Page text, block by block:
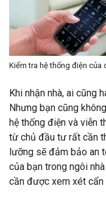
Kiểm tra hệ thống điện của
Khi nhận nhà, ai cũng
Nhưng bạn cũng
hệ thống điện và viễn
từ chủ đầu tư rất cần
lưỡng sẽ đảm bảo an
của bạn trong ngôi
cần được xem xét cẩn